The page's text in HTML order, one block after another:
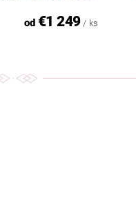
od€1 249 / ks